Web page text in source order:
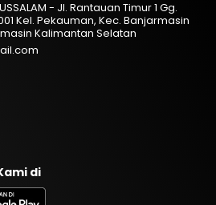
- Jl. Rantauan Timur 1 Gg.
Kel. Pekauman, Kec. Banjarmasin
Kalimantan Selatan
di